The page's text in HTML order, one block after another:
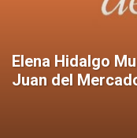
Elena Hidalgo
Juan del